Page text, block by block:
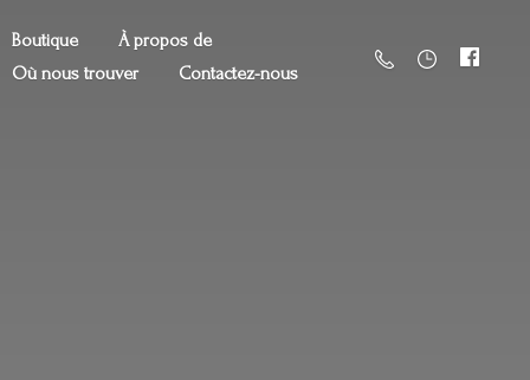
Boutique
À propos de
Où nous trouver
Contactez-nous